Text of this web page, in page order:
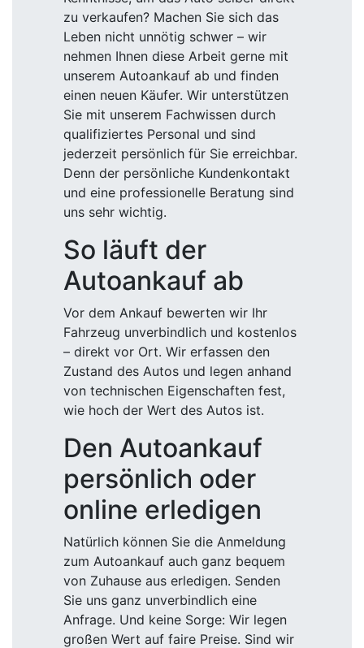
zu verkaufen? Machen Sie sich das
Leben nicht unnötig schwer – wir
nehmen Ihnen diese Arbeit gerne mit
unserem Autoankauf ab und finden
einen neuen Käufer. Wir unterstützen
Sie mit unserem Fachwissen durch
qualifiziertes Personal und sind
jederzeit persönlich für Sie erreichbar.
Denn der persönliche Kundenkontakt
und eine professionelle Beratung sind
uns sehr wichtig.
So läuft der
Autoankauf ab
Vor dem Ankauf bewerten wir Ihr
Fahrzeug unverbindlich und kostenlos
– direkt vor Ort. Wir erfassen den
Zustand des Autos und legen anhand
von technischen Eigenschaften fest,
wie hoch der Wert des Autos ist.
Den Autoankauf
persönlich oder
online erledigen
Natürlich können Sie die Anmeldung
zum Autoankauf auch ganz bequem
von Zuhause aus erledigen. Senden
Sie uns ganz unverbindlich eine
Anfrage. Und keine Sorge: Wir legen
großen Wert auf faire Preise. Sind wir